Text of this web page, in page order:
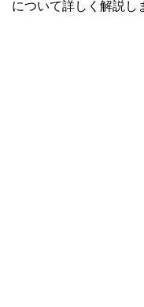
について詳しく解説し